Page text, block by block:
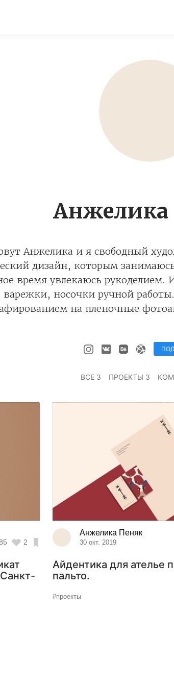
Анжелика и я свободный
дизайн, которым
время увлекаюсь
носочки ручной
на пленочные
ВСЕ 3 ПРОЕКТЫ 3
2
Анжелика Пеняк
30 окт. 2019
Айдентика для ателье
пальто.
#проекты